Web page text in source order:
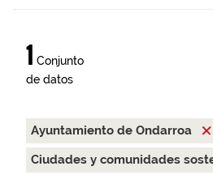
1 Conjunto
de datos
Ayuntamiento de Ondarroa
Ciudades y comunidades